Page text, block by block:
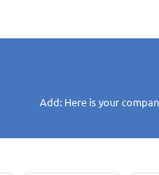
Add: Here is your